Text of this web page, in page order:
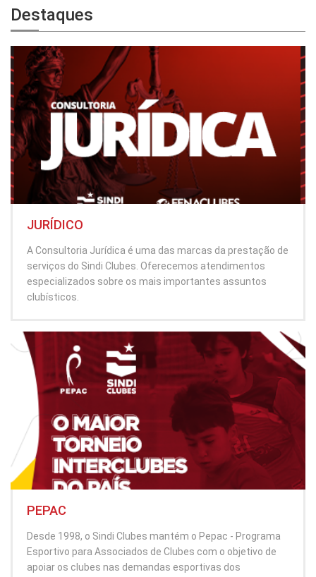
Destaques
JURÍDICO
A Consultoria Jurídica é uma das marcas da prestação de
serviços do Sindi Clubes. Oferecemos atendimentos
especializados sobre os mais importantes assuntos
clubísticos.
PEPAC
Desde 1998, o Sindi Clubes mantém o Pepac - Programa
Esportivo para Associados de Clubes com o objetivo de
apoiar os clubes nas demandas esportivas dos